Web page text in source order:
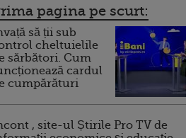
pagina pe scurt:
să ții sub
cheltuielile
sărbători. Cum
cardul
cumpărături
, site-ul Știrile Pro TV de